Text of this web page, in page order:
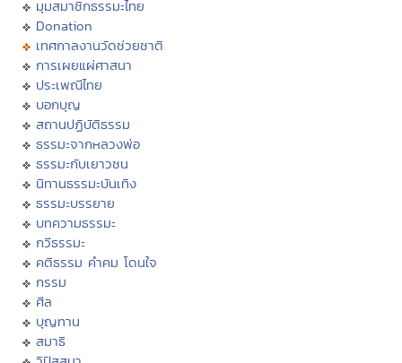
มุมสมาชิกธรรมะไทย
Donation
เทศกาลงานวัดช่วยชาติ
การเผยแผ่ศาสนา
ประเพณีไทย
บอกบุญ
สถานปฏิบัติธรรม
ธรรมะจากหลวงพ่อ
ธรรมะกับเยาวชน
นิทานธรรมะบันเทิง
ธรรมะบรรยาย
บทความธรรมะ
กวีธรรมะ
คติธรรม คำคม โดนใจ
กรรม
ศีล
บุญทาน
สมาธิ